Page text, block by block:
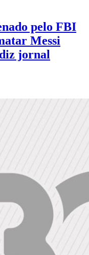
pelo FBI
Messi
jornal